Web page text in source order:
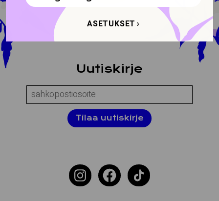
ASETUKSET
Si­vus­ton tiedot ly­hyes­ti
Uu­tis­kir­je
Name:
Tilaa uutiskirje